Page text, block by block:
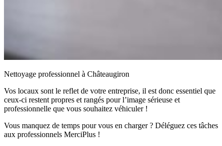
Nettoyage professionnel à Châteaugiron
Vos locaux sont le reflet de votre entreprise, il est donc essentiel que
ceux-ci restent propres et rangés pour l’image sérieuse et
professionnelle que vous souhaitez véhiculer !
Vous manquez de temps pour vous en charger ? Déléguez ces tâches
aux professionnels MerciPlus !